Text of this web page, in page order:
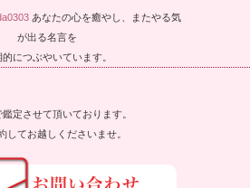
あなたの心を癒やし、またやる気
が出る名言を
的につぶやいています。
定させて頂いております。
してお越しくださいませ。